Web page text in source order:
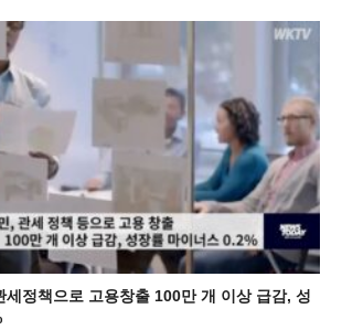
세정책으로 고용창출 100만 개 이상 급감, 성